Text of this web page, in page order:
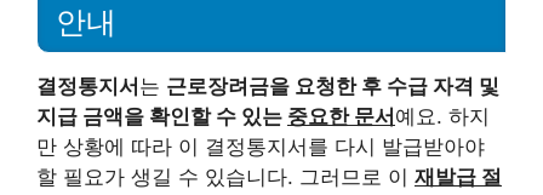
안내
결정통지서 는 근로장려금을 요청한 후 수급 자격 및
지급 금액을 확인할 수 있는 중요한 문서 예요. 하지
만 상황에 따라 이 결정통지서를 다시 발급받아야
할 필요가 생길 수 있습니다. 그러므로 이 재발급 절